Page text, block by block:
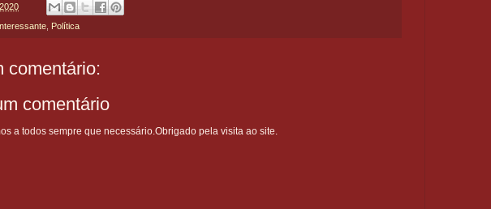
Interessante Política
comentário:
comentário
a todos sempre que necessário.Obrigado pela visita ao site.